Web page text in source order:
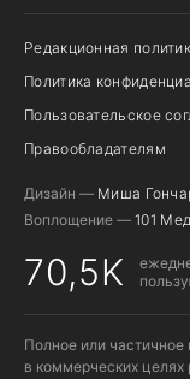
Редакционная
Политика
Пользовательское
Правообладателям
Дизайн — Миша
Воплощение — 101
70,5K
Полное или частичное
в коммерческих